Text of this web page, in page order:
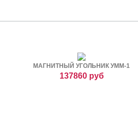
МАГНИТНЫЙ УГОЛЬНИК УММ-1
137860 руб